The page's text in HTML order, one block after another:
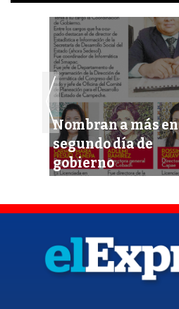
Nombran a más en
segundo día de
gobierno